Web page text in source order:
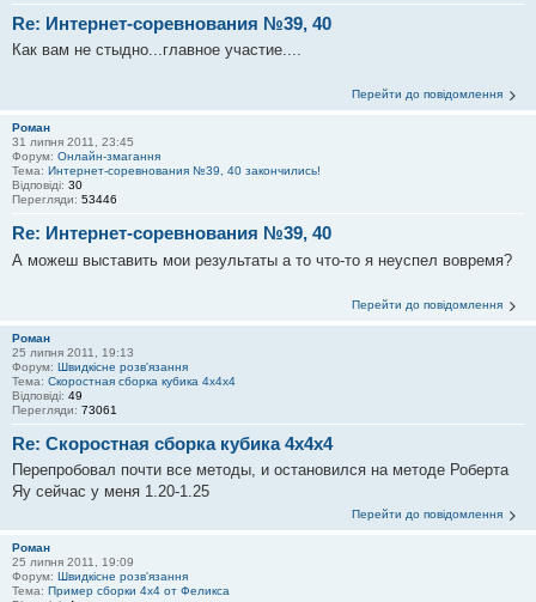
Re: Интернет-соревнования №39, 40
Как вам не стыдно...главное участие....
Перейти до повідомлення
Роман
31 липня 2011, 23:45
Форум: Онлайн-змагання
Тема: Интернет-соревнования №39, 40 закончились!
Відповіді: 30
Перегляди: 53446
Re: Интернет-соревнования №39, 40
А можеш выставить мои результаты а то что-то я неуспел вовремя?
Перейти до повідомлення
Роман
25 липня 2011, 19:13
Форум: Швидкісне розв'язання
Тема: Скоростная сборка кубика 4х4х4
Відповіді: 49
Перегляди: 73061
Re: Скоростная сборка кубика 4х4х4
Перепробовал почти все методы, и остановился на методе Роберта
Яу сейчас у меня 1.20-1.25
Перейти до повідомлення
Роман
25 липня 2011, 19:09
Форум: Швидкісне розв'язання
Тема: Пример сборки 4х4 от Феликса